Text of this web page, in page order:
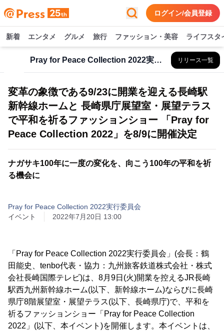
ログイン/会員登録
新着 エンタメ グルメ 旅行 ファッション・美容 ライフスタ
Pray for Peace Collection 2022実行委員会 リリース一覧
変革の象徴である9/23に開業を迎える長崎駅
新幹線ホームと 長崎県庁展望室・展望テラス
で平和を祈るファッションショー 「Pray for
Peace Collection 2022」を8/9に開催決定
ナガサキ100年に一度の変化を、向こう100年の平和を祈
る機会に
Pray for Peace Collection 2022実行委員会
イベント
2022年7月20日 13:00
「Pray for Peace Collection 2022実行委員会」(会長：鶴
田能史、tenbo代表・協力：九州旅客鉄道株式会社・株式
会社長崎国際テレビ)は、8月9日(火)開業を控えるJR長崎
駅西九州新幹線ホーム(以下、新幹線ホーム)ならびに長崎
県庁8階展望室・展望テラス(以下、長崎県庁)で、平和を
祈るファッションショー「Pray for Peace Collection
2022」(以下、本イベント)を開催します。本イベントは、